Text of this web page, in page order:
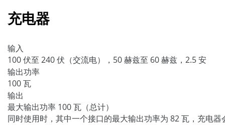
充电器
输入
100 伏至 240 伏（交流电），50 赫兹至 60 赫兹，2.5 安
输出功率
100 瓦
输出
最大输出功率 100 瓦（总计）
同时使用时，其中一个接口的最大输出功率为 82 瓦，充电